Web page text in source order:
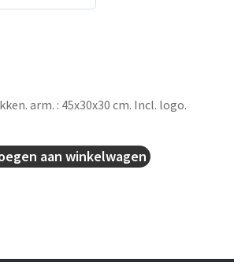
arm. : 45x30x30 cm. Incl. logo.
aan winkelwagen